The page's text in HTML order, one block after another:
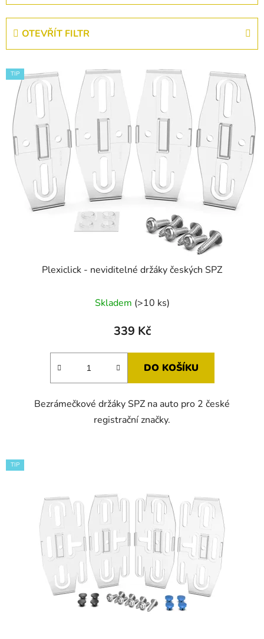
z
p
d
u
OTEVŘÍT FILTR
V
ý
p
TIP
Plexiclick - neviditelné držáky českých SPZ
hodnocení
produktu
5,0
hvězdiček.
Skladem (>10 ks)
339 Kč
DO KOŠÍKU
Bezrámečkové držáky SPZ na auto pro 2 české
registrační značky.
TIP